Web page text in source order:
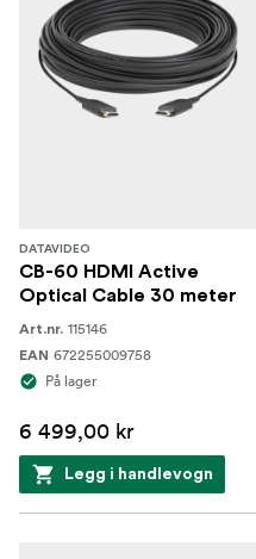
DATAVIDEO
CB-60 HDMI Active
Optical Cable 30 meter
Art.nr. 115146
EAN 672255009758
På lager
6 499,00 kr
Legg i handlevogn